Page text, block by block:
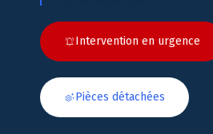
Intervention en urgence
Pièces détachées